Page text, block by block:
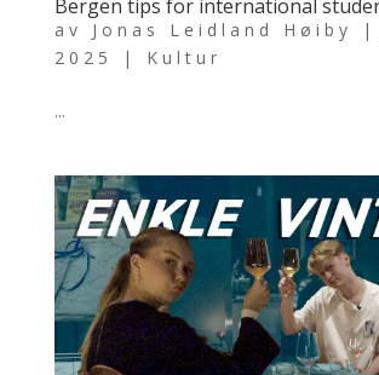
Bergen tips for international
av Jonas Leidland Høiby |
2025
| Kultur
...